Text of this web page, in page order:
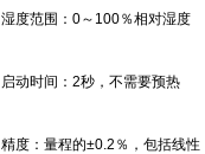
湿度范围：0～100％相对湿度
启动时间：2秒，不需要预热
精度：量程的±0.2％，包括线性